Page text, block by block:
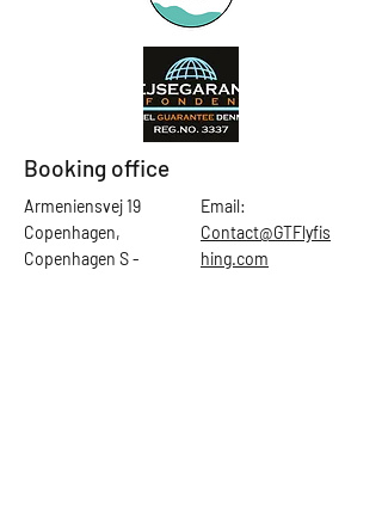
Booking office
Armeniensvej 19
Copenhagen,
Copenhagen S -
Email:
Contact@GTFlyfis
hing.com